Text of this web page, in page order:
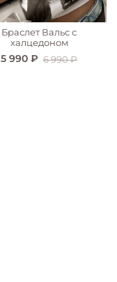
Браслет Вальс с
халцедоном
5 990 ₽ 6 990 ₽